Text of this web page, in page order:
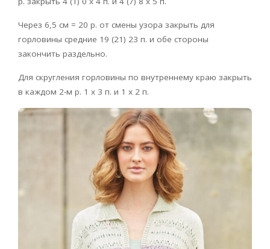
Через 6,5 см = 20 р. от смены узора закрыть для
горловины средние 19 (21) 23 п. и обе стороны
закончить раздельно.
Для скругления горловины по внутреннему краю закрыть
в каждом 2-м р. 1 х 3 п. и 1 х 2 п.